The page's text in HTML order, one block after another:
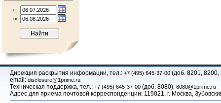
с:
по:
Дирекция раскрытия информации, тел.: +7 (495) 645-37-00 (доб. 8201,
email: disclosure@1prime.ru
Техническая поддержка, тел.: +7 (495) 645-37-00 (доб. 8080), 8080@1prime.ru
Адрес для приема почтовой корреспонденции: 119021, г. Москва,